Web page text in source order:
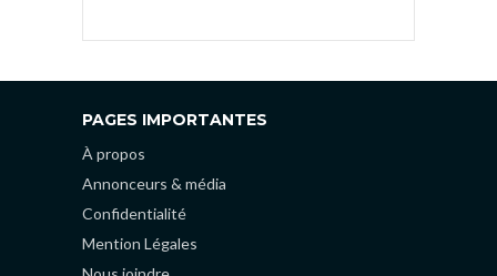
PAGES IMPORTANTES
À propos
Annonceurs & média
Confidentialité
Mention Légales